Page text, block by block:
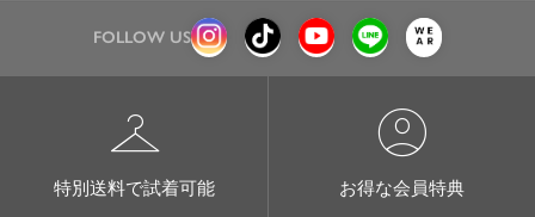
FOLLOW US
checkroom
特別送料で試着可能
account_circle
お得な会員特典